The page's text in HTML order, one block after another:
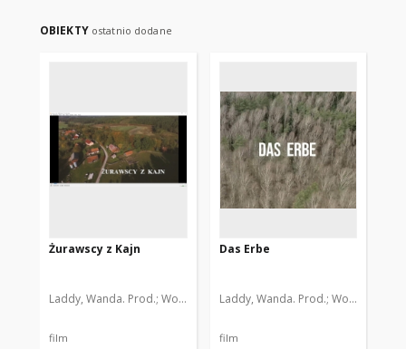
OBIEKTY ostatnio dodane
Żurawscy z Kajn
Laddy, Wanda. Prod. Wojnach, Andrzej. Scen. Błaszczok, Adam. Reż.
film
Das Erbe
Laddy, Wanda. Prod. Wojnach,
film